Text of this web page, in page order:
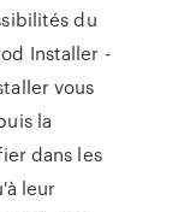
du
Installer -
vous
la
dans les
leur